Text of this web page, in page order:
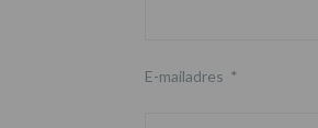
E-mailadres *